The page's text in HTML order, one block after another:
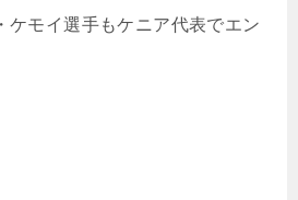
ケモイ選手もケニア代表でエン